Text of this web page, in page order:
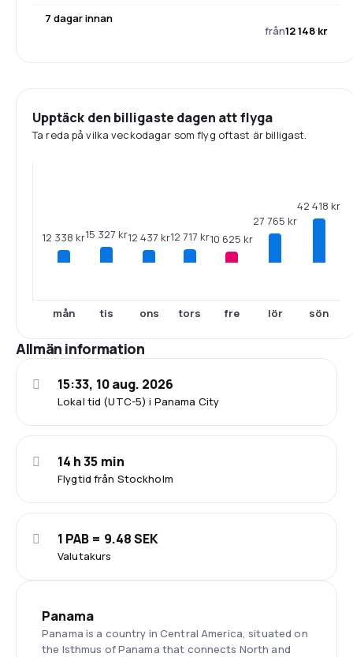
7 dagar innan
från12 148 kr
Upptäck den billigaste dagen att flyga
Ta reda på vilka veckodagar som flyg oftast är billigast.
12 338 kr
mån
15 327 kr
tis
12 437 kr
ons
12 717 kr
tors
10 625 kr
fre
27 765 kr
lör
42 418 kr
sön
Allmän information
Lokal tid (UTC-5) i Panama City
15:33, 10 aug. 2026
Flygtid från Stockholm
14 h 35 min
Valutakurs
1 PAB = 9.48 SEK
Panama
Panama is a country in Central America, situated on
the Isthmus of Panama that connects North and